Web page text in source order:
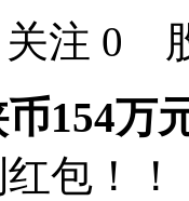
注 0
154万
包！